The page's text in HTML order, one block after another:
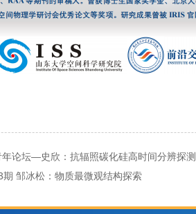
年论坛—史欣：抗辐照碳化硅高时间分辨探
期 邹冰松：物质最微观结构探索